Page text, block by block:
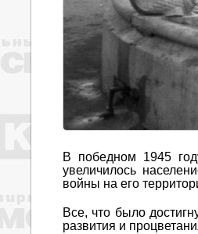
В победном 1945
увеличилось
войны на его
Все, что было
развития и